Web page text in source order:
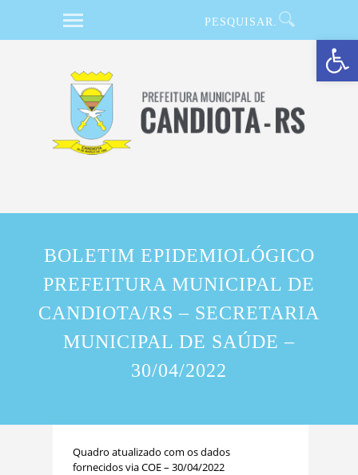
Barra de Ferramentas Aberta
BOLETIM EPIDEMIOLÓGICO
PREFEITURA MUNICIPAL DE
CANDIOTA/RS – SECRETARIA
MUNICIPAL DE SAÚDE –
30/04/2022
Quadro atualizado com os dados
fornecidos via COE – 30/04/2022